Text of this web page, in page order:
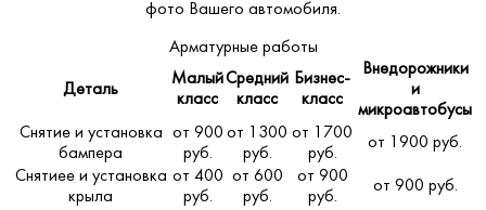
фото Вашего автомобиля.
Арматурные работы
Деталь
Малый
класс
Средний
класс
Бизнес-
класс
Внедорожники
и
микроавтобусы
Снятие и установка
бампера
от 900
руб.
от 1300
руб.
от 1700
руб.
от 1900 руб.
Снятиее и установка
крыла
от 400
руб.
от 600
руб.
от 900
руб.
от 900 руб.